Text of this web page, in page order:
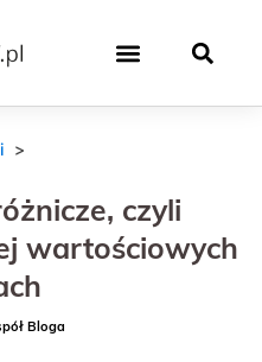
czyli
wartościowych
Bloga